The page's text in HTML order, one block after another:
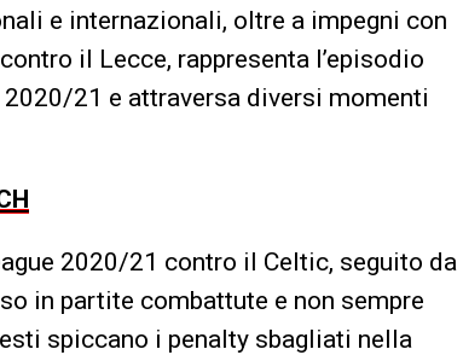
e internazionali, oltre a impegni con
il Lecce, rappresenta l’episodio
21 e attraversa diversi momenti
2020/21 contro il Celtic, seguito da
in partite combattute e non sempre
spiccano i penalty sbagliati nella